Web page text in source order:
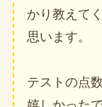
かり教えて
思います。
テストの点